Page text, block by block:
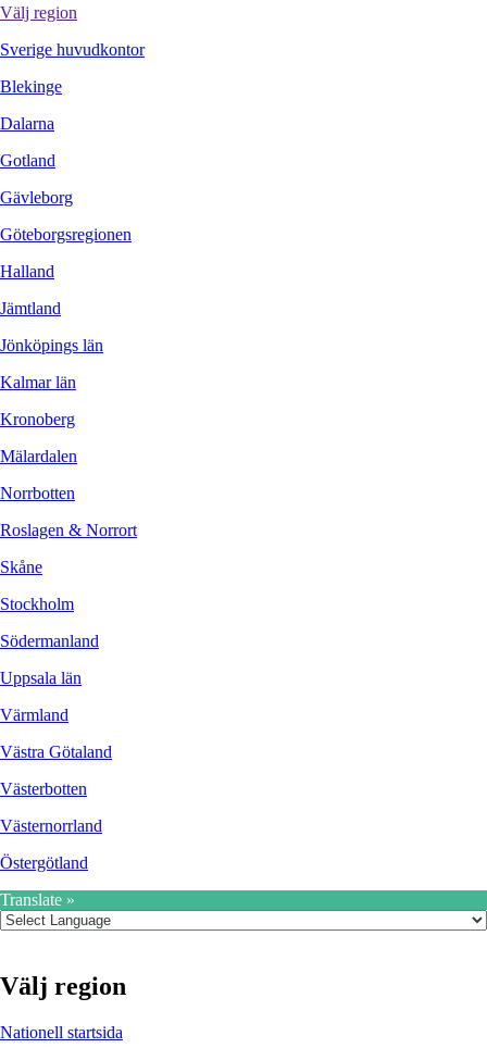
Välj region
Sverige huvudkontor
Blekinge
Dalarna
Gotland
Gävleborg
Göteborgsregionen
Halland
Jämtland
Jönköpings län
Kalmar län
Kronoberg
Mälardalen
Norrbotten
Roslagen & Norrort
Skåne
Stockholm
Södermanland
Uppsala län
Värmland
Västra Götaland
Västerbotten
Västernorrland
Östergötland
Translate »
Välj region
Nationell startsida